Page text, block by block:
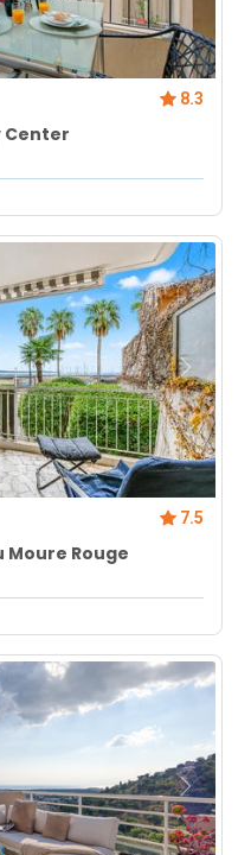
8.3
Center
7.5
Moure Rouge